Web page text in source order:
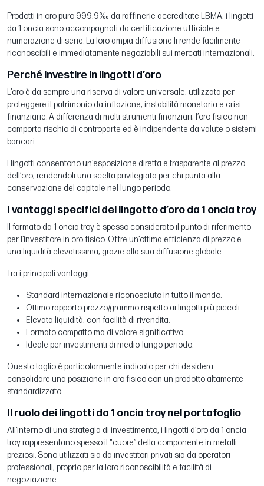
Prodotti in oro puro 999,9‰ da raffinerie accreditate LBMA, i lingotti
da 1 oncia sono accompagnati da certificazione ufficiale e
numerazione di serie. La loro ampia diffusione li rende facilmente
riconoscibili e immediatamente negoziabili sui mercati internazionali.
Perché investire in lingotti d’oro
L’oro è da sempre una riserva di valore universale, utilizzata per
proteggere il patrimonio da inflazione, instabilità monetaria e crisi
finanziarie. A differenza di molti strumenti finanziari, l’oro fisico non
comporta rischio di controparte ed è indipendente da valute o sistemi
bancari.
I lingotti consentono un’esposizione diretta e trasparente al prezzo
dell’oro, rendendoli una scelta privilegiata per chi punta alla
conservazione del capitale nel lungo periodo.
I vantaggi specifici del lingotto d’oro da 1 oncia troy
Il formato da 1 oncia troy è spesso considerato il punto di riferimento
per l’investitore in oro fisico. Offre un’ottima efficienza di prezzo e
una liquidità elevatissima, grazie alla sua diffusione globale.
Tra i principali vantaggi:
Standard internazionale riconosciuto in tutto il mondo.
Ottimo rapporto prezzo/grammo rispetto ai lingotti più piccoli.
Elevata liquidità, con facilità di rivendita.
Formato compatto ma di valore significativo.
Ideale per investimenti di medio-lungo periodo.
Questo taglio è particolarmente indicato per chi desidera
consolidare una posizione in oro fisico con un prodotto altamente
standardizzato.
Il ruolo dei lingotti da 1 oncia troy nel portafoglio
All’interno di una strategia di investimento, i lingotti d’oro da 1 oncia
troy rappresentano spesso il “cuore” della componente in metalli
preziosi. Sono utilizzati sia da investitori privati sia da operatori
professionali, proprio per la loro riconoscibilità e facilità di
negoziazione.